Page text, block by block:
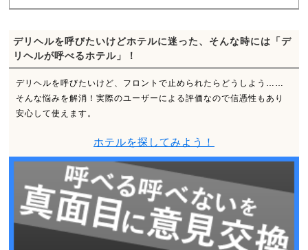
デリヘルを呼びたいけどホテルに迷った、そんな時には「デ
リヘルが呼べるホテル」！
デリヘルを呼びたいけど、フロントで止められたらどうしよう……
そんな悩みを解消！実際のユーザーによる評価なので信憑性もあり
安心して使えます。
ホテルを探してみよう！